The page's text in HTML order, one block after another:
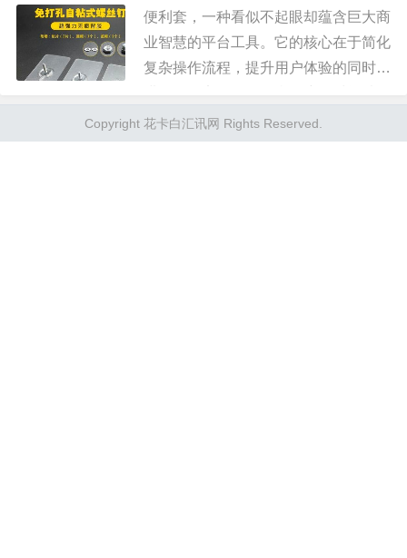
便利套，一种看似不起眼却蕴含巨大商
业智慧的平台工具。它的核心在于简化
复杂操作流程，提升用户体验的同时促
服务申请、资料提交或订单跟踪时，便
利套能够一键解决所有问题。例如...
Copyright 花卡白汇讯网 Rights Reserved.